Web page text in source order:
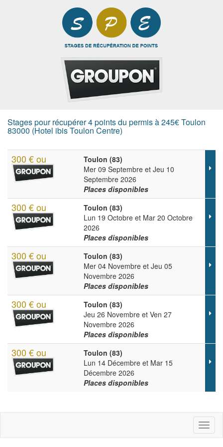
Stages pour récupérer 4 points du permis à 245€ Toulon
83000 (Hotel ibis Toulon Centre)
300 € ou
Toulon (83)
Mer 09 Septembre et Jeu 10
Septembre 2026
Places disponibles
300 € ou
Toulon (83)
Lun 19 Octobre et Mar 20 Octobre
2026
Places disponibles
300 € ou
Toulon (83)
Mer 04 Novembre et Jeu 05
Novembre 2026
Places disponibles
300 € ou
Toulon (83)
Jeu 26 Novembre et Ven 27
Novembre 2026
Places disponibles
300 € ou
Toulon (83)
Lun 14 Décembre et Mar 15
Décembre 2026
Places disponibles